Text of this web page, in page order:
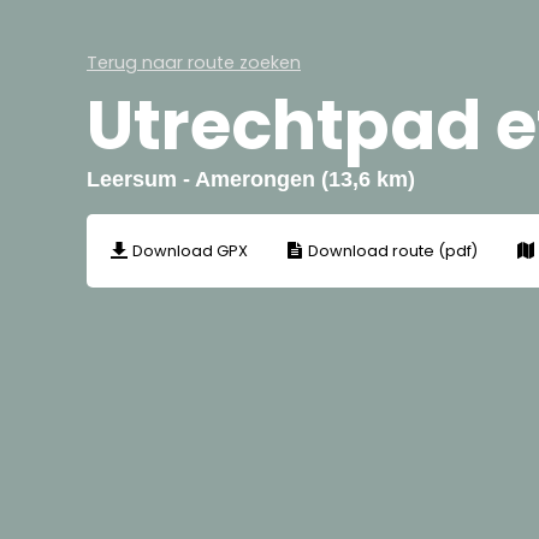
Terug naar route zoeken
Utrechtpad
Leersum - Amerongen (13,6 km)
Download GPX Download route (pdf)